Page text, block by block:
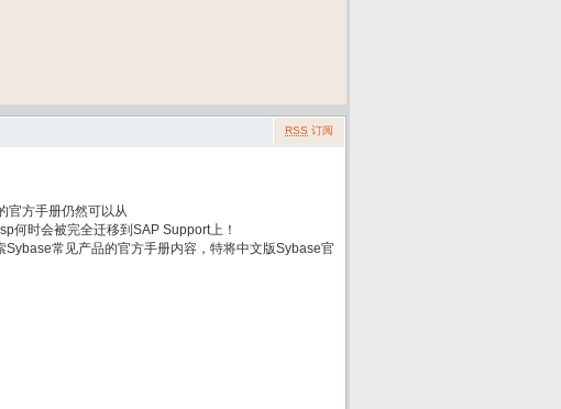
RSS 订阅
官方手册仍然可以从
何时会被完全迁移到SAP Support上！
常见产品的官方手册内容，特将中文版Sybase官